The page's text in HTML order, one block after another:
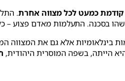
קודמת כמעט לכל מצווה אחרת.
בסכנה. התעלמות מאדם פצוע –
בינלאומיות אלא גם את המצווה
הייתה, בשפה המוסרית היהודית,